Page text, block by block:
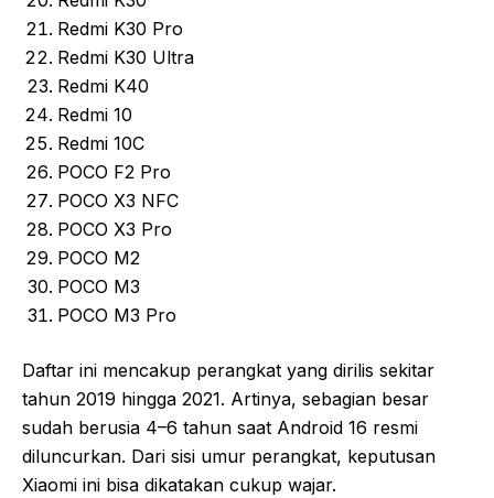
Redmi K30 Pro
Redmi K30 Ultra
Redmi K40
Redmi 10
Redmi 10C
POCO F2 Pro
POCO X3 NFC
POCO X3 Pro
POCO M2
POCO M3
POCO M3 Pro
Daftar ini mencakup perangkat yang dirilis sekitar
tahun 2019 hingga 2021. Artinya, sebagian besar
sudah berusia 4–6 tahun saat Android 16 resmi
diluncurkan. Dari sisi umur perangkat, keputusan
Xiaomi ini bisa dikatakan cukup wajar.